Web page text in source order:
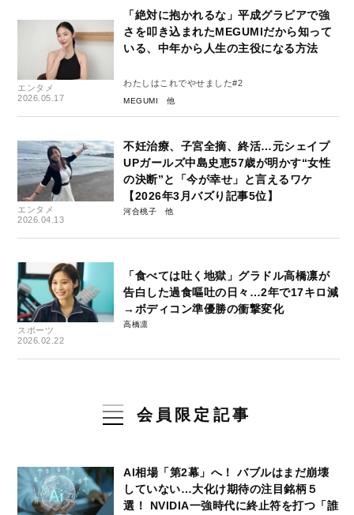
エンタメ
2026.05.17
「絶対に抱かれるな」平成グラビアで強
さを叩き込まれたMEGUMIだから知って
いる、中年から人生の主役になる方法
わたしはこれでやせました#2
MEGUMI
エンタメ
2026.04.13
不妊治療、子宮全摘、終活…元シェイプ
UPガールズ中島史恵57歳が明かす“女性
の決断”と「今が幸せ」と言えるワケ
【2026年3月バズり記事5位】
河合桃子
スポーツ
2026.02.22
「食べては吐く地獄」グラドル高橋凛が
告白した過食嘔吐の日々…2年で17キロ減
→ボディコン準優勝の衝撃変化
高橋凛
会員限定記事
AI相場「第2幕」へ！ バブルはまだ崩壊
していない…大化け期待の注目銘柄５
選！ NVIDIA一強時代に終止符を打つ「誰